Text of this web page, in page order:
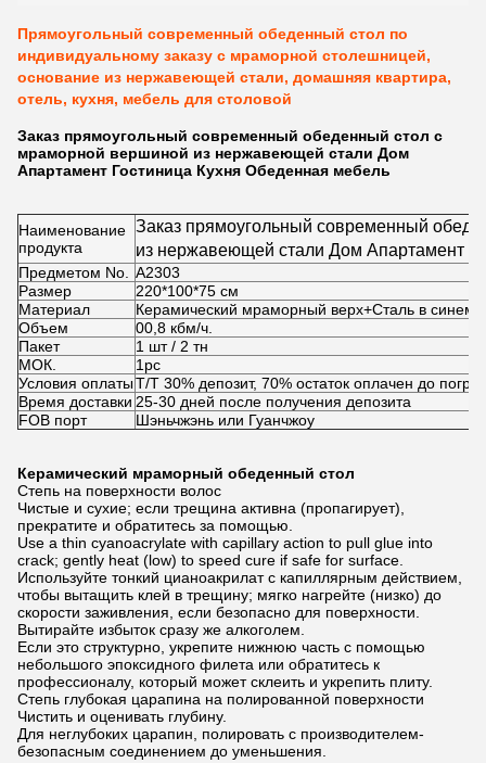
Прямоугольный современный обеденный стол по
индивидуальному заказу с мраморной столешницей,
основание из нержавеющей стали, домашняя квартира,
отель, кухня, мебель для столовой
Заказ прямоугольный современный обеденный стол с
мраморной вершиной из нержавеющей стали Дом
Апартамент Гостиница Кухня Обеденная мебель
Наименование
продукта
Заказ прямоугольный современный
из нержавеющей стали Дом Апартамент
Предметом No.
А2303
Размер
220*100*75 см
Материал
Керамический мраморный верх+Сталь в синем
Объем
00,8 кбм/ч.
Пакет
1 шт / 2 тн
МОК.
1pc
Условия оплатыТ/Т 30% депозит, 70% остаток оплачен до
Время доставки 25-30 дней после получения депозита
FOB порт
Шэньчжэнь или Гуанчжоу
Керамический мраморный обеденный стол
Степь на поверхности волос
Чистые и сухие; если трещина активна (пропагирует),
прекратите и обратитесь за помощью.
Use a thin cyanoacrylate with capillary action to pull glue into
crack; gently heat (low) to speed cure if safe for surface.
Используйте тонкий цианоакрилат с капиллярным действием,
чтобы вытащить клей в трещину; мягко нагрейте (низко) до
скорости заживления, если безопасно для поверхности.
Вытирайте избыток сразу же алкоголем.
Если это структурно, укрепите нижнюю часть с помощью
небольшого эпоксидного филета или обратитесь к
профессионалу, который может склеить и укрепить плиту.
Степь глубокая царапина на полированной поверхности
Чистить и оценивать глубину.
Для неглубоких царапин, полировать с производителем-
безопасным соединением до уменьшения.